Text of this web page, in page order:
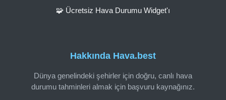
Hakkında Hava.best
Dünya genelindeki şehirler için doğru, canlı hava
durumu tahminleri almak için başvuru kaynağınız.
🧩 Ücretsiz Hava Durumu Widget'ı